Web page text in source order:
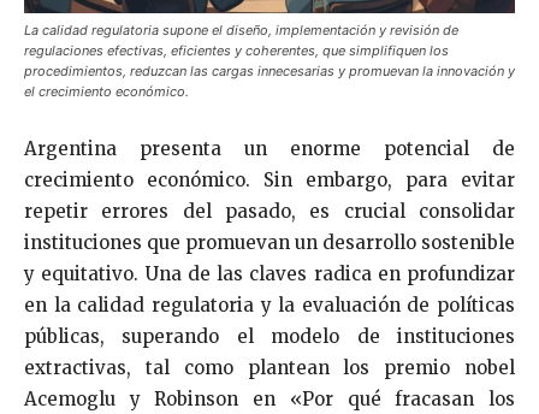
La calidad regulatoria supone el diseño, implementación y revisión de
regulaciones efectivas, eficientes y coherentes, que simplifiquen los
procedimientos, reduzcan las cargas innecesarias y promuevan la innovación y
el crecimiento económico.
Argentina presenta un enorme potencial de
crecimiento económico. Sin embargo, para evitar
repetir errores del pasado, es crucial consolidar
instituciones que promuevan un desarrollo sostenible
y equitativo. Una de las claves radica en profundizar
en la calidad regulatoria y la evaluación de políticas
públicas, superando el modelo de instituciones
extractivas, tal como plantean los premio nobel
Acemoglu y Robinson en «Por qué fracasan los